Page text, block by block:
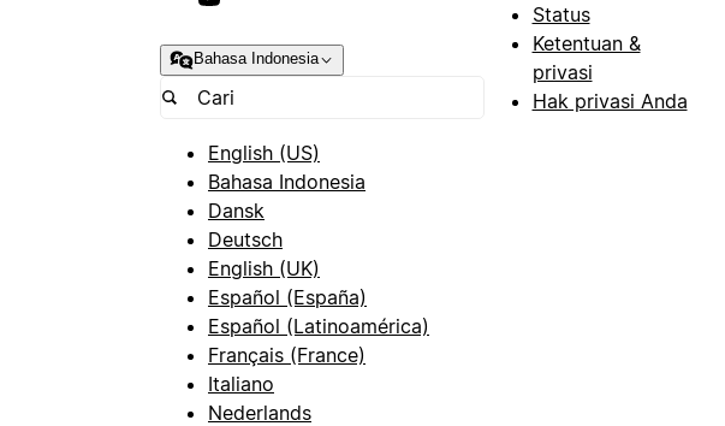
Bahasa Indonesia
English (US)
Bahasa Indonesia
Dansk
Deutsch
English (UK)
Español (España)
Español (Latinoamérica)
Français (France)
Italiano
Nederlands
Status
Ketentuan &
privasi
Hak privasi Anda